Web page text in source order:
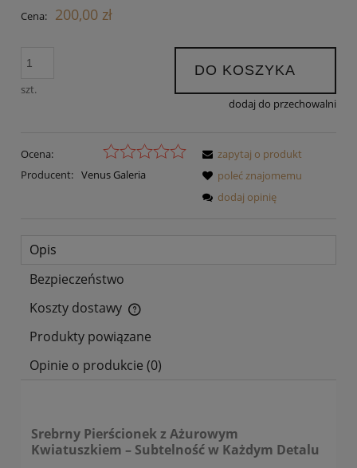
Cena: 200,00 zł
szt.
DO KOSZYKA
dodaj do przechowalni
Ocena:
Producent: Venus Galeria
zapytaj o produkt
poleć znajomemu
dodaj opinię
Opis
Bezpieczeństwo
Koszty dostawy
Cena nie zawiera ewentualnych kosztów płatności
Produkty powiązane
Opinie o produkcie (0)
Srebrny Pierścionek z Ażurowym
Kwiatuszkiem – Subtelność w Każdym Detalu